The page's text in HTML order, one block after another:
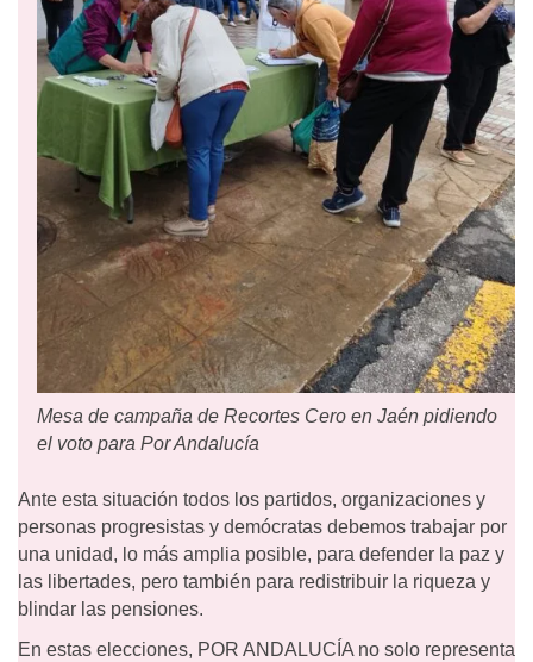
Mesa de campaña de Recortes Cero en Jaén pidiendo
el voto para Por Andalucía
Ante esta situación todos los partidos, organizaciones y
personas progresistas y demócratas debemos trabajar por
una unidad, lo más amplia posible, para defender la paz y
las libertades, pero también para redistribuir la riqueza y
blindar las pensiones.
En estas elecciones, POR ANDALUCÍA no solo representa